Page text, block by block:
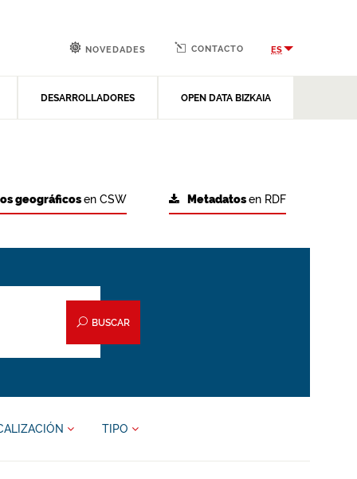
DESARROLLADORES OPEN DATA BIZKAIA
NOVEDADES CONTACTO ES
Metadatosen RDF
geográficosen CSW
BUSCAR
TIPO